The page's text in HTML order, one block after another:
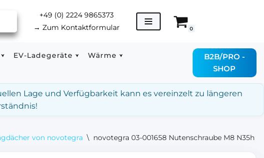
+49 (0) 2224 9865373
→ Zum Kontaktformular 0
EV-Ladegeräte
Wärme
B2B/PRO -
SHOP
Lage und Verfügbarkeit kann es vereinzelt zu längeren
von novotegra \ novotegra 03-001658 Nutenschraube M8 N35h